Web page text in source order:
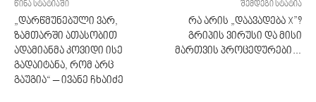
წინა სტატიაში
„დარწმუნებული ვარ,
ზამთარში ათასობით
ადამიანმა კოვიდი ისე
გადაიტანა, რომ არც
გაუგია“ – ივანე ჩხაიძე
შემდეგი სტატია
რა არის „დაავადება X”?
გრიპის ვირუსი და მისი
მართვის პროცედურები…